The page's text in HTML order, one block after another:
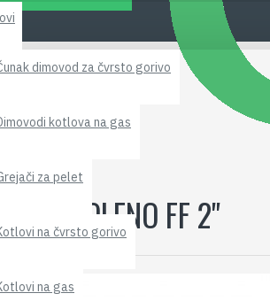
dimovod za čvrsto gorivo
kotlova na gas
za pelet
na čvrsto gorivo
na gas
fiting
2"
KOLENO FF 2"